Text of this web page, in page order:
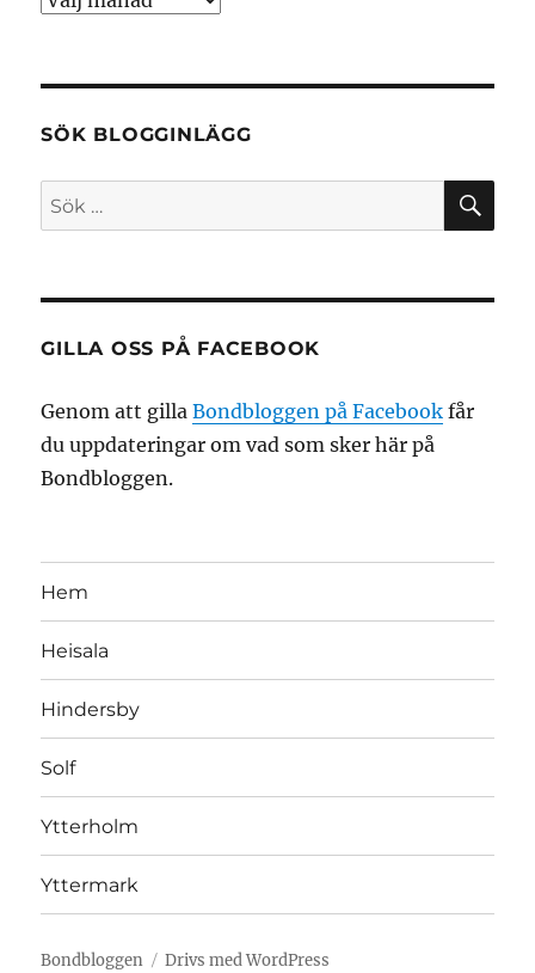
SÖK BLOGGINLÄGG
Sök
efter:
GILLA OSS PÅ FACEBOOK
Genom att gillaBondbloggen på Facebook får
du uppdateringar om vad som sker här på
Bondbloggen.
Hem
Heisala
Hindersby
Solf
Ytterholm
Yttermark
Bondbloggen Drivs med WordPress